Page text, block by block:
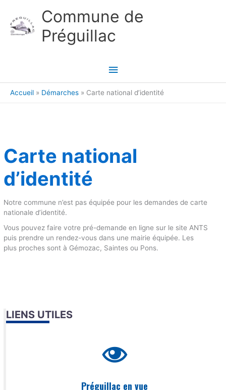
Commune de
Préguillac
Menu
principal
Accueil Démarches Carte national d’identité
Carte national
d’identité
Notre commune n’est pas équipée pour les demandes de carte
nationale d’identité.
Vous pouvez faire votre pré-demande en ligne sur le site ANTS
puis prendre un rendez-vous dans une mairie équipée. Les
plus proches sont à Gémozac, Saintes ou Pons.
LIENS UTILES
Préguillac en vue